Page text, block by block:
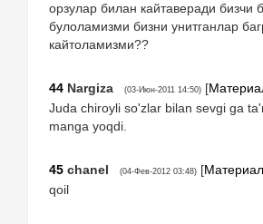
орзулар билан кайтаверади бизчи
булоламизми бизни унитганлар
кайтоламизми??
44 Nargiza (03-Июн-2011 14:50) [
Juda chiroyli so'zlar bilan sevgi ga
manga yoqdi.
45 chanel (04-Фев-2012 03:48) [Материал
qoil